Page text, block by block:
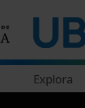
Explora